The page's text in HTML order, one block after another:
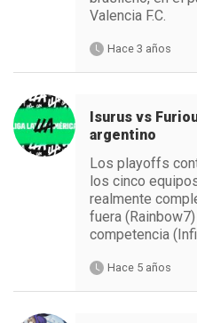
Valencia F.C.
Hace 3 años
Isurus vs
argentino
Los playoffs
los cinco
realmente
fuera
competencia
Hace 5 años